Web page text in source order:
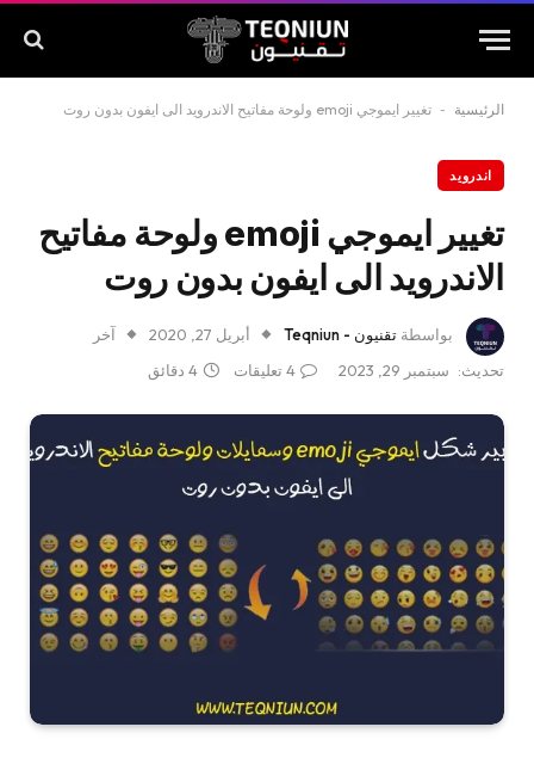
الرئيسية - تغيير ايموجي emoji ولوحة مفاتيح الاندرويد الى ايفون بدون روت
اندرويد
تغيير ايموجي emoji ولوحة مفاتيح
الاندرويد الى ايفون بدون روت
بواسطة تقنيون - Teqniun أبريل 27, 2020
آخر
تحديث: سبتمبر 29, 2023 4 تعليقات 4 دقائق